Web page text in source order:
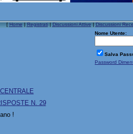
[Home|Registrati|Discussioni Attive|Discussioni
Nome Utente:
Salva
Password
N. 29
!